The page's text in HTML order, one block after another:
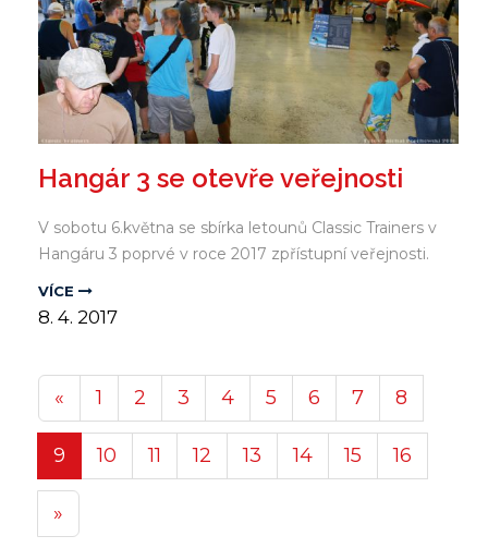
Hangár 3 se otevře veřejnosti
V sobotu 6.května se sbírka letounů Classic Trainers v
Hangáru 3 poprvé v roce 2017 zpřístupní veřejnosti.
VÍCE
8. 4. 2017
« 1 2 3 4 5 6 7 8
9 10 11 12 13 14 15 16
»